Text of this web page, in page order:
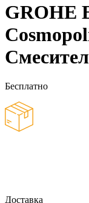
GROHE
Бесплатно
Доставка